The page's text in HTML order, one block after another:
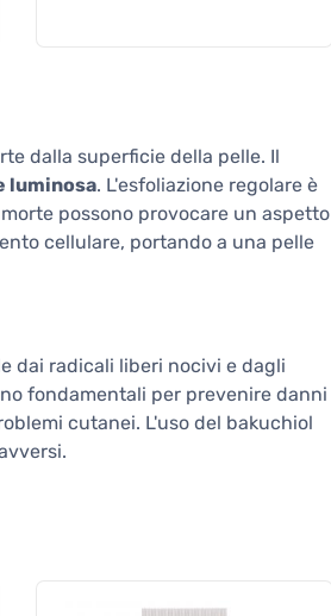
dalla superficie della pelle. Il
luminosa. L'esfoliazione regolare è
possono provocare un aspetto
cellulare, portando a una pelle
dai radicali liberi nocivi e dagli
fondamentali per prevenire danni
cutanei. L'uso del bakuchiol